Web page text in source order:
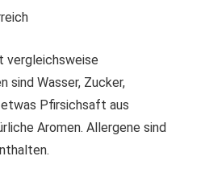
vergleichsweise
sind Wasser, Zucker,
Pfirsichsaft aus
Aromen. Allergene sind